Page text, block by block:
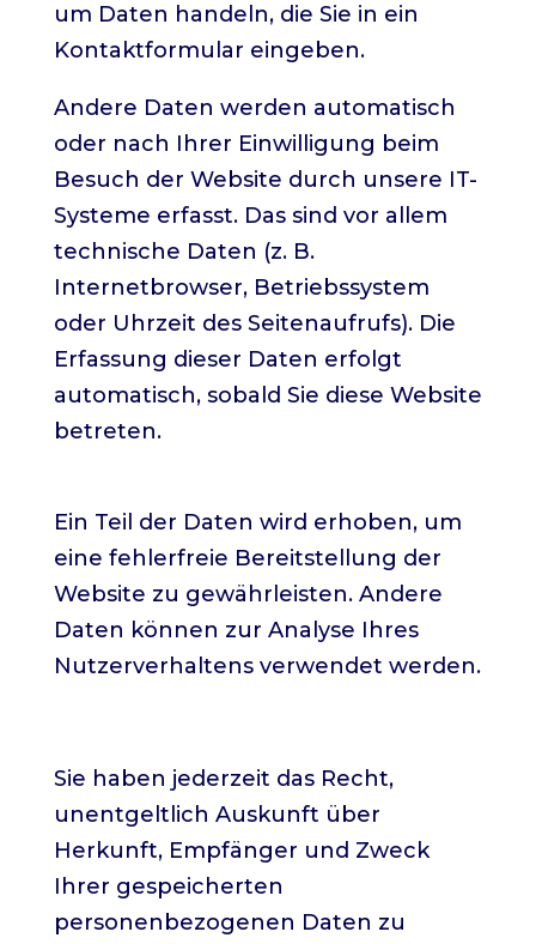
um Daten handeln, die Sie in ein
Kontaktformular eingeben.
Andere Daten werden automatisch
oder nach Ihrer Einwilligung beim
Besuch der Website durch unsere IT-
Systeme erfasst. Das sind vor allem
technische Daten (z. B.
Internetbrowser, Betriebssystem
oder Uhrzeit des Seitenaufrufs). Die
Erfassung dieser Daten erfolgt
automatisch, sobald Sie diese Website
betreten.
Ein Teil der Daten wird erhoben, um
eine fehlerfreie Bereitstellung der
Website zu gewährleisten. Andere
Daten können zur Analyse Ihres
Nutzerverhaltens verwendet werden.
Sie haben jederzeit das Recht,
unentgeltlich Auskunft über
Herkunft, Empfänger und Zweck
Ihrer gespeicherten
personenbezogenen Daten zu